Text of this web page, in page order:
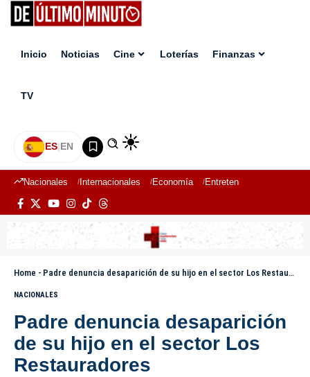
Inicio Noticias Cine Loterías Finanzas
TV
ES|EN
Nacionales Internacionales Economía Entretenimiento
Home - Padre denuncia desaparición de su hijo en el sector Los Restauradores
NACIONALES
Padre denuncia desaparición
de su hijo en el sector Los
Restauradores